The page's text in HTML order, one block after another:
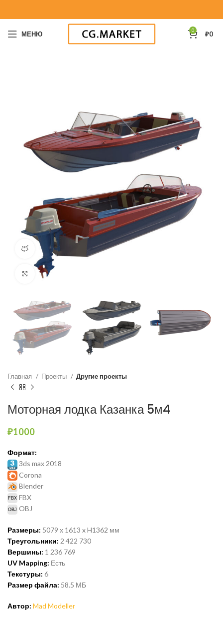
МЕНЮ 0 ₽0
Посмотреть в 360º
Нажмите, чтобы увеличить
Главная Проекты Другие проекты
Моторная лодка Казанка 5м4
₽1000
Формат:
3ds max 2018
Corona
Blender
FBX
OBJ
Размеры: 5079 x 1613 x H1362 мм
Треугольники: 2 422 730
Вершины: 1 236 769
UV Mapping: Есть
Текстуры: 6
Размер файла: 58.5 МБ
Автор: Mad Modeller